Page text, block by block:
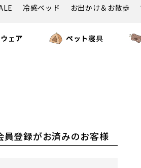
冷感ベッド お出かけ＆お散歩
ェア ペット寝具
員登録がお済みのお客様